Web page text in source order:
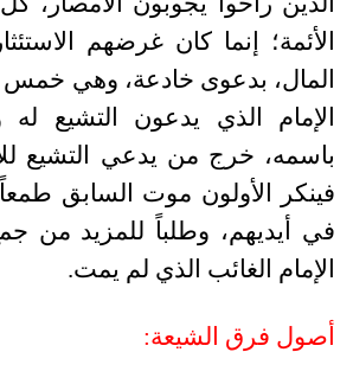
الأئمة؛ إنما كان غرضهم
المال، بدعوى خادعة، وهي خمس
الإمام الذي يدعون التشيع
باسمه، خرج من يدعي التشيع
فينكر الأولون موت السابق
في أيديهم، وطلباً للمزيد من
الإمام الغائب الذي لم يمت.
أصول فرق الشيعة: